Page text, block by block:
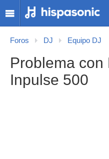
Foros DJ Equipo DJ
Problema con
Inpulse 500